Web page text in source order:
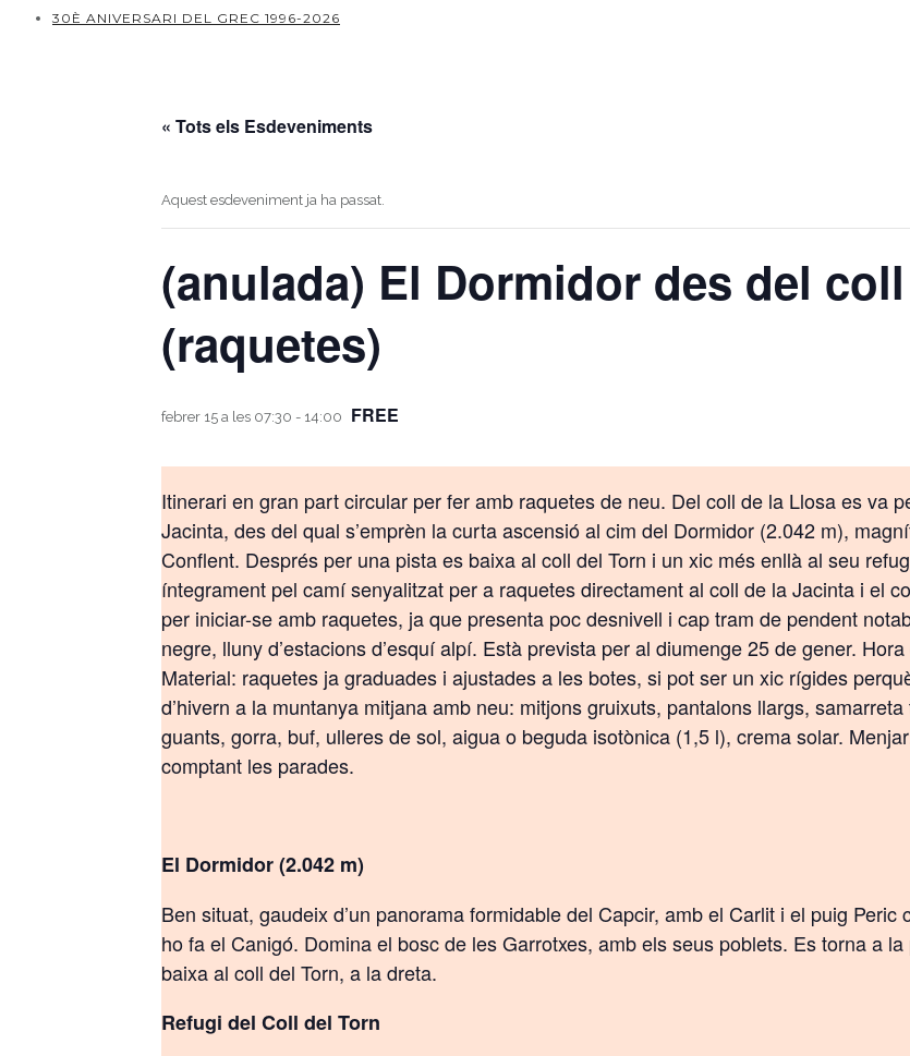
30È ANIVERSARI DEL GREC 1996-2026
« Tots els Esdeveniments
Aquest esdeveniment ja ha passat.
(anulada) El Dormidor des del
(raquetes)
febrer 15 a les 07:30 - 14:00 FREE
Itinerari en gran part circular per fer amb raquetes de neu. Del coll de la Llosa es va
Jacinta, des del qual s’emprèn la curta ascensió al cim del Dormidor (2.042 m),
Conflent. Després per una pista es baixa al coll del Torn i un xic més enllà al seu
íntegrament pel camí senyalitzat per a raquetes directament al coll de la Jacinta i el
per iniciar-se amb raquetes, ja que presenta poc desnivell i cap tram de pendent
negre, lluny d’estacions d’esquí alpí. Està prevista per al diumenge 25 de gener.
Material: raquetes ja graduades i ajustades a les botes, si pot ser un xic rígides
d’hivern a la muntanya mitjana amb neu: mitjons gruixuts, pantalons llargs,
guants, gorra, buf, ulleres de sol, aigua o beguda isotònica (1,5 l), crema solar.
comptant les parades.
El Dormidor (2.042 m)
Ben situat, gaudeix d’un panorama formidable del Capcir, amb el Carlit i el puig
ho fa el Canigó. Domina el bosc de les Garrotxes, amb els seus poblets. Es torna a
baixa al coll del Torn, a la dreta.
Refugi del Coll del Torn